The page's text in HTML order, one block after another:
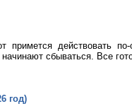
действовать
сбываться. Все
год)